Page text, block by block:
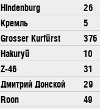
Hindenburg 26
Кремль 5
Grosser Kurfürst 376
Hakuryū 10
Z-46 31
Дмитрий Донской 29
Roon 49